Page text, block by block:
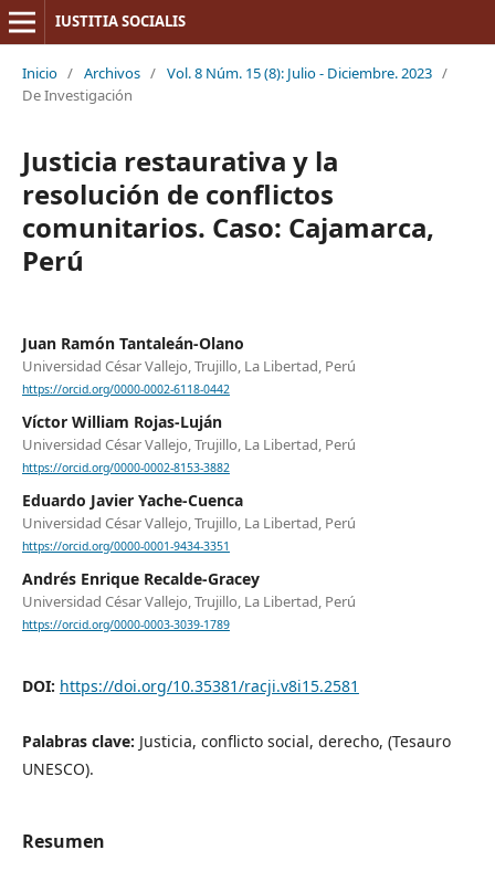
IUSTITIA SOCIALIS
Inicio / Archivos / Vol. 8 Núm. 15 (8): Julio - Diciembre. 2023 /
De Investigación
Justicia restaurativa y la
resolución de conflictos
comunitarios. Caso: Cajamarca,
Perú
Juan Ramón Tantaleán-Olano
Universidad César Vallejo, Trujillo, La Libertad, Perú
https://orcid.org/0000-0002-6118-0442
Víctor William Rojas-Luján
Universidad César Vallejo, Trujillo, La Libertad, Perú
https://orcid.org/0000-0002-8153-3882
Eduardo Javier Yache-Cuenca
Universidad César Vallejo, Trujillo, La Libertad, Perú
https://orcid.org/0000-0001-9434-3351
Andrés Enrique Recalde-Gracey
Universidad César Vallejo, Trujillo, La Libertad, Perú
https://orcid.org/0000-0003-3039-1789
DOI: https://doi.org/10.35381/racji.v8i15.2581
Palabras clave: Justicia, conflicto social, derecho, (Tesauro
UNESCO).
Resumen